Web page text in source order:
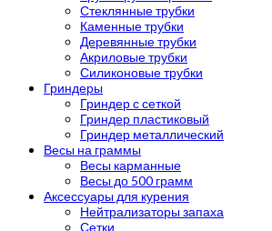
Стеклянные трубки
Каменные трубки
Деревянные трубки
Акриловые трубки
Силиконовые трубки
Гриндеры
Гриндер с сеткой
Гриндер пластиковый
Гриндер металлический
Весы на граммы
Весы карманные
Весы до 500 грамм
Аксессуары для курения
Нейтрализаторы запаха
Сетки